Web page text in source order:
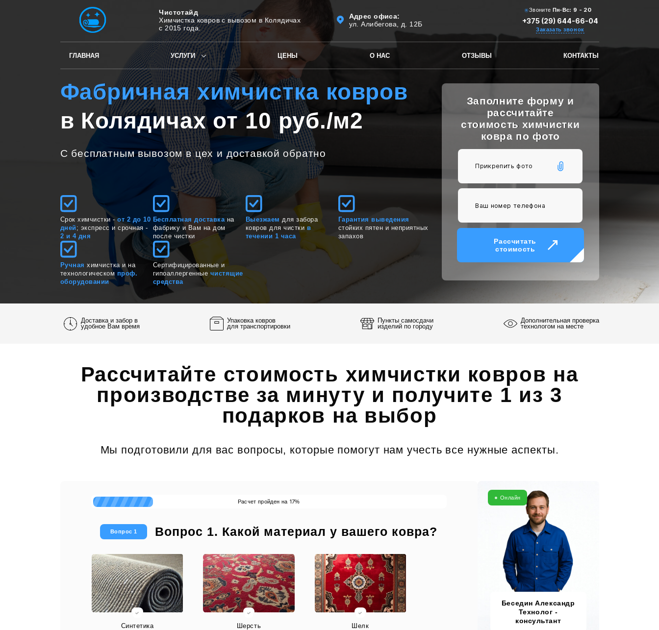
Чистотайд
Химчистка ковров с вывозом в Колядичах
с 2015 года.
Адрес офиса:
ул. Алибегова, д. 12Б
Звоните Пн-Вс: 9 - 20
+375 (29) 644-66-04
Заказать звонок
ГЛАВНАЯ УСЛУГИ ЦЕНЫ О НАС ОТЗЫВЫ КОНТАКТЫ
Фабричная химчистка ковров
в Колядичах от 10 руб./м2
С бесплатным вывозом в цех и доставкой обратно
Срок химчистки -от 2 до 10
дней ; экспресс и срочная -
2 и 4 дня
Бесплатная доставкана
фабрику и Вам на дом
после чистки
Выезжаем для забора
ковров для чистки в
течении 1 часа
Гарантия выведения
стойких пятен и неприятных
запахов
Ручная химчистка и на
технологическом проф.
оборудовании
Сертифицированные и
гипоаллергенные чистящие
средства
Заполните форму и
рассчитайте
стоимость химчистки
ковра по фото
Прикрепить фото
Рассчитать
стоимость
Доставка и забор в
удобное Вам время
Упаковка ковров
для транспортировки
Пункты самосдачи
изделий по городу
Дополнительная проверка
технологом на месте
Рассчитайте стоимость химчистки ковров на
производстве за минуту и получите 1 из 3
подарков на выбор
Мы подготовили для вас вопросы, которые помогут нам учесть все нужные аспекты.
Расчет пройден на 17%
Вопрос 1 Вопрос 1. Какой материал у вашего ковра?
Синтетика Шерсть Шелк
Онлайн
Беседин Александр
Технолог -
консультант